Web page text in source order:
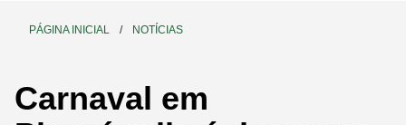
PÁGINA INICIAL / NOTÍCIAS
Carnaval em